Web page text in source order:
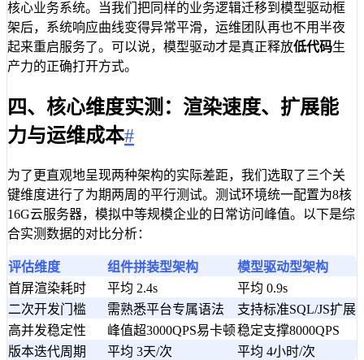
核心业务系统。当我们把同样的业务逻辑迁移到模型驱动框
架后，系统响应曲线变得异常平滑，运维团队再也不用半夜
起来重启服务了。可以说，模型驱动才是真正释放低代码生
产力的正确打开方式。
四、核心维度实测：渲染速度、扩展能
力与运维成本#
为了更直观地呈现两种架构的实际差距，我们选取了三个关
键维度进行了为期两周的平行测试。测试环境统一配置为8核
16G云服务器，模拟中等规模企业的日常访问峰值。以下是综
合实测数据的对比分析：
评估维度 组件拼装型架构 模型驱动型架构
首屏渲染耗时
平均 2.4s 平均 0.9s
二次开发门槛
需熟悉平台专属语法 支持标准SQL/JS扩展
高并发稳定性
峰值超3000QPS易卡顿稳定支撑8000QPS
版本迭代周期
平均 3天/次 平均 4小时/次